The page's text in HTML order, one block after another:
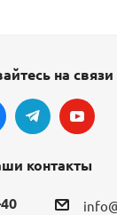
на связи
контакты